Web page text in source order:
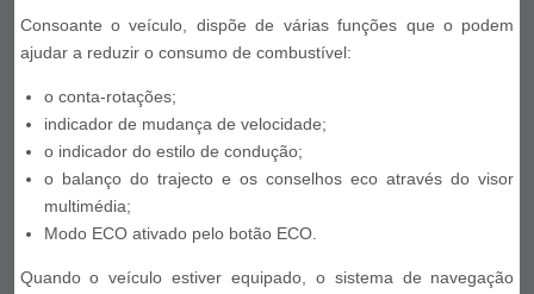
Consoante o veículo, dispõe de várias funções que o podem
ajudar a reduzir o consumo de combustível:
o conta-rotações;
indicador de mudança de velocidade;
o indicador do estilo de condução;
o balanço do trajecto e os conselhos eco através do visor
multimédia;
Modo ECO ativado pelo botão ECO.
Quando o veículo estiver equipado, o sistema de navegação